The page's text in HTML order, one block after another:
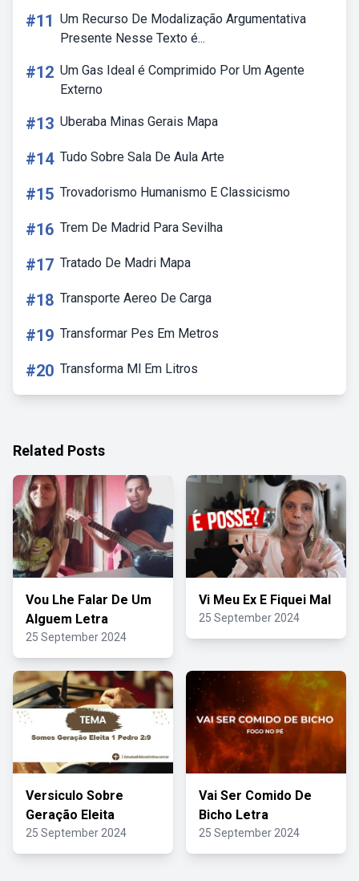
#11 Um Recurso De Modalização Argumentativa
Presente Nesse Texto é...
#12 Um Gas Ideal é Comprimido Por Um Agente
Externo
#13 Uberaba Minas Gerais Mapa
#14 Tudo Sobre Sala De Aula Arte
#15 Trovadorismo Humanismo E Classicismo
#16 Trem De Madrid Para Sevilha
#17 Tratado De Madri Mapa
#18 Transporte Aereo De Carga
#19 Transformar Pes Em Metros
#20 Transforma Ml Em Litros
Related Posts
Vou Lhe Falar De Um
Alguem Letra
25 September 2024
Vi Meu Ex E Fiquei Mal
25 September 2024
Versiculo Sobre
Geração Eleita
25 September 2024
Vai Ser Comido De
Bicho Letra
25 September 2024